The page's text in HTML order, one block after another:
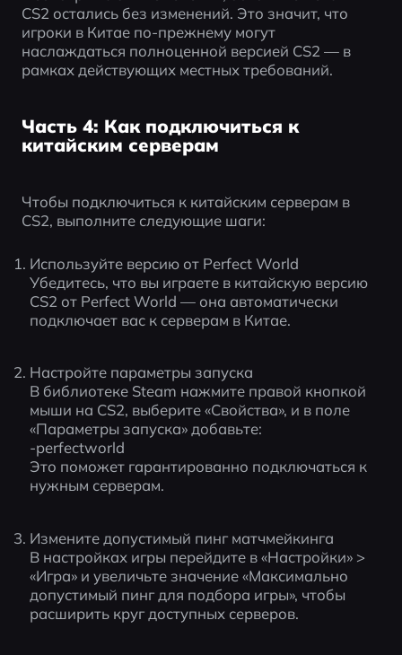
CS2 остались без изменений. Это значит, что
игроки в Китае по-прежнему могут
наслаждаться полноценной версией CS2 — в
рамках действующих местных требований.
Часть 4: Как подключиться к
китайским серверам
Чтобы подключиться к китайским серверам в
CS2, выполните следующие шаги:
Используйте версию от Perfect World
Убедитесь, что вы играете в китайскую версию
CS2 от Perfect World — она автоматически
подключает вас к серверам в Китае.
Настройте параметры запуска
В библиотеке Steam нажмите правой кнопкой
мыши на CS2, выберите «Свойства», и в поле
«Параметры запуска» добавьте:
-perfectworld
Это поможет гарантированно подключаться к
нужным серверам.
Измените допустимый пинг матчмейкинга
В настройках игры перейдите в «Настройки» >
«Игра» и увеличьте значение «Максимально
допустимый пинг для подбора игры», чтобы
расширить круг доступных серверов.